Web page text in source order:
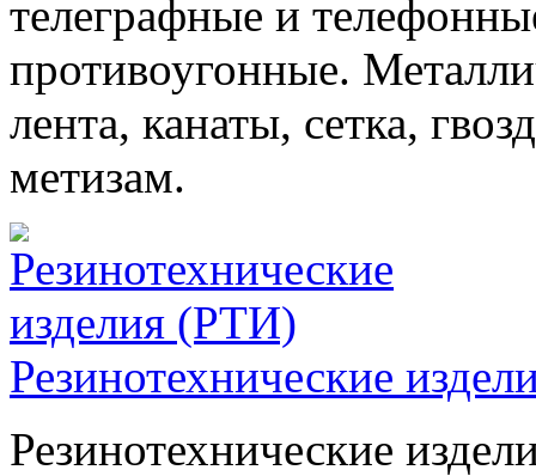
телеграфные и
противоугонные.
лента, канаты, сетка,
метизам.
Резинотехнические
Резинотехнические